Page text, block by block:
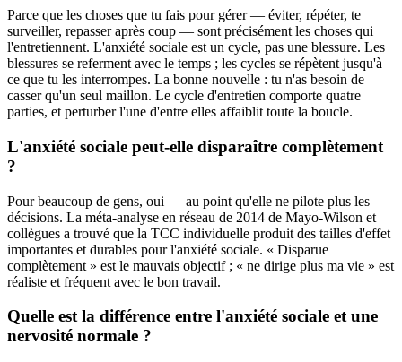
Parce que les choses que tu fais pour gérer — éviter, répéter, te
surveiller, repasser après coup — sont précisément les choses qui
l'entretiennent. L'anxiété sociale est un cycle, pas une blessure. Les
blessures se referment avec le temps ; les cycles se répètent jusqu'à
ce que tu les interrompes. La bonne nouvelle : tu n'as besoin de
casser qu'un seul maillon. Le cycle d'entretien comporte quatre
parties, et perturber l'une d'entre elles affaiblit toute la boucle.
L'anxiété sociale peut-elle disparaître complètement
?
Pour beaucoup de gens, oui — au point qu'elle ne pilote plus les
décisions. La méta-analyse en réseau de 2014 de Mayo-Wilson et
collègues a trouvé que la TCC individuelle produit des tailles d'effet
importantes et durables pour l'anxiété sociale. « Disparue
complètement » est le mauvais objectif ; « ne dirige plus ma vie » est
réaliste et fréquent avec le bon travail.
Quelle est la différence entre l'anxiété sociale et une
nervosité normale ?